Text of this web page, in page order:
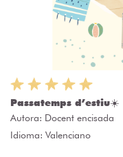
Passatemps d’estiu☀️
Autora: Docent encisada
Idioma: Valenciano